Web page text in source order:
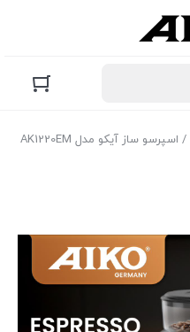
/ اسپرسو ساز آیکو مدل AK1220EM